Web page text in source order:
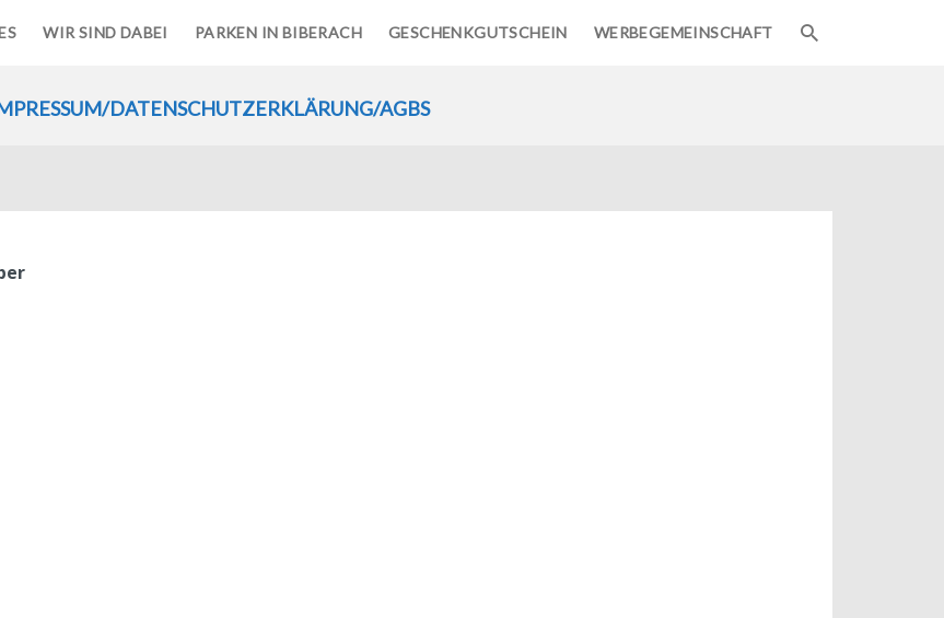
WIR SIND DABEI PARKEN IN BIBERACH GESCHENKGUTSCHEIN WERBEGEMEINSCHAFT
DATENSCHUTZERKLÄRUNG/AGBS